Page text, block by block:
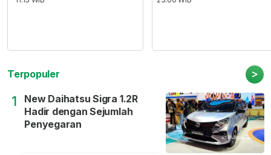
Terpopuler >
1
New Daihatsu Sigra 1.2R
Hadir dengan Sejumlah
Penyegaran